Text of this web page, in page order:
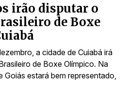
irão disputar o
de Boxe
a cidade de Cuiabá irá
de Boxe Olímpico. Na
estará bem representado,